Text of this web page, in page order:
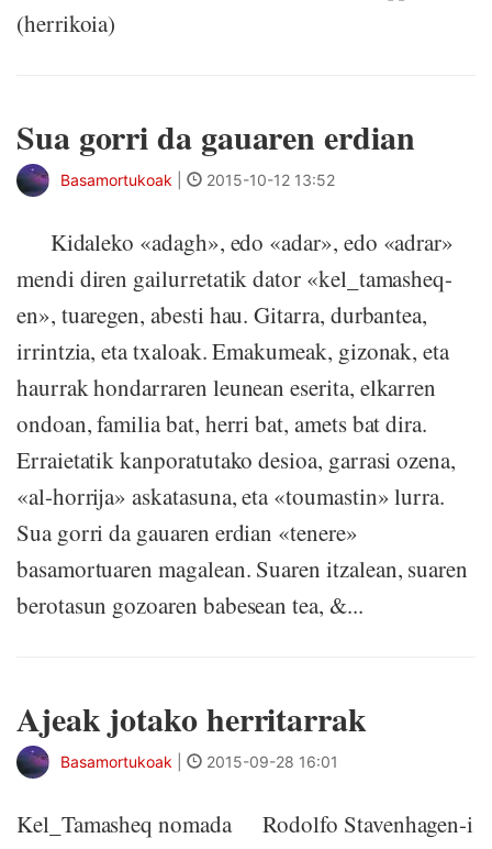
(herrikoia)
Sua gorri da gauaren erdian
Basamortukoak 2015-10-12 13:52
Kidaleko «adagh», edo «adar», edo «adrar»
mendi diren gailurretatik dator «kel_tamasheq-
en», tuaregen, abesti hau. Gitarra, durbantea,
irrintzia, eta txaloak. Emakumeak, gizonak, eta
haurrak hondarraren leunean eserita, elkarren
ondoan, familia bat, herri bat, amets bat dira.
Erraietatik kanporatutako desioa, garrasi ozena,
«al-horrija» askatasuna, eta «toumastin» lurra.
Sua gorri da gauaren erdian «tenere»
basamortuaren magalean. Suaren itzalean, suaren
berotasun gozoaren babesean tea, &...
Ajeak jotako herritarrak
Basamortukoak 2015-09-28 16:01
Kel_Tamasheq nomada Rodolfo Stavenhagen-i